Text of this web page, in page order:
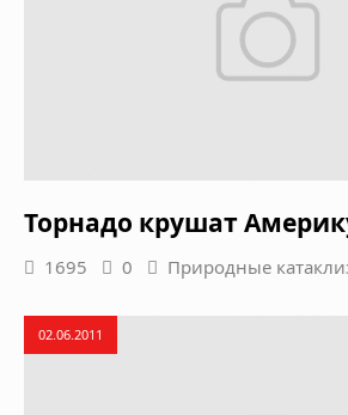
Торнадо крушат
1695 0 Природные
02.06.2011